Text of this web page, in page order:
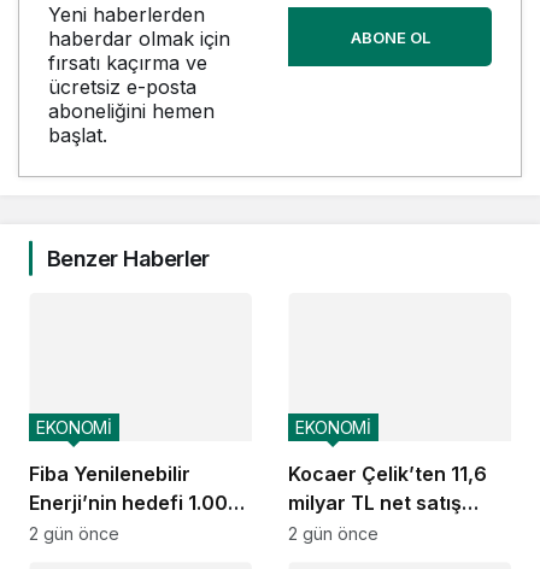
Yeni haberlerden
haberdar olmak için
fırsatı kaçırma ve
ücretsiz e-posta
aboneliğini hemen
başlat.
ABONE OL
Benzer Haberler
Fiba Yenilenebilir
Enerji’nin hedefi 1.000
MW
EKONOMİ
2 gün önce
Kocaer Çelik’ten 11,6
milyar TL net satış
geliri
EKONOMİ
2 gün önce